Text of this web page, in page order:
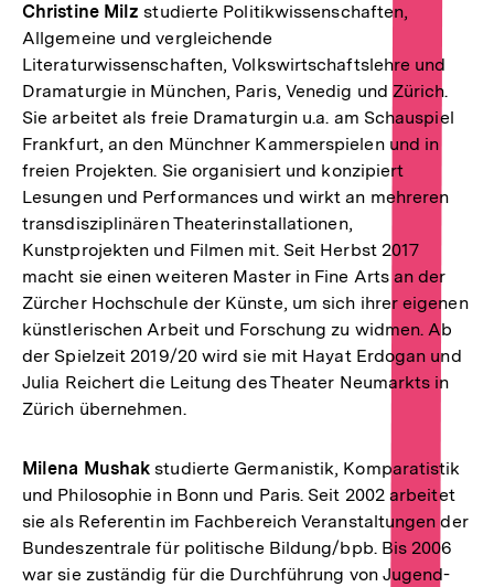
Christine Milz studierte Politikwissenschaften,
Allgemeine und vergleichende
Literaturwissenschaften, Volkswirtschaftslehre und
Dramaturgie in München, Paris, Venedig und Zürich.
Sie arbeitet als freie Dramaturgin u.a. am Schauspiel
Frankfurt, an den Münchner Kammerspielen und in
freien Projekten. Sie organisiert und konzipiert
Lesungen und Performances und wirkt an mehreren
transdisziplinären Theaterinstallationen,
Kunstprojekten und Filmen mit. Seit Herbst 2017
macht sie einen weiteren Master in Fine Arts an der
Zürcher Hochschule der Künste, um sich ihrer eigenen
künstlerischen Arbeit und Forschung zu widmen. Ab
der Spielzeit 2019/20 wird sie mit Hayat Erdogan und
Julia Reichert die Leitung des Theater Neumarkts in
Zürich übernehmen.
Milena Mushak studierte Germanistik, Komparatistik
und Philosophie in Bonn und Paris. Seit 2002 arbeitet
sie als Referentin im Fachbereich Veranstaltungen der
Bundeszentrale für politische Bildung/bpb. Bis 2006
war sie zuständig für die Durchführung von Jugend-